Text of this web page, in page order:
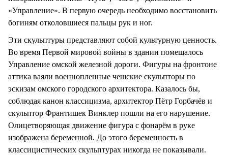
«Управление». В первую очередь необходимо восстановить
богиням отколовшиеся пальцы рук и ног.
Эти скульптуры представляют собой культурную ценность.
Во время Первой мировой войны в здании помещалось
Управление омской железной дороги. Фигуры на фронтоне
аттика ваяли военнопленные чешские скульпторы по
эскизам омского городского архитектора. Казалось бы,
соблюдая канон классицизма, архитектор Пётр Горбачёв и
скульптор Франтишек Винклер пошли на его нарушение.
Олицетворяющая движение фигура с фонарём в руке
изображена беременной. До этого беременность в
классицистических скульптурах никогда не показывали.